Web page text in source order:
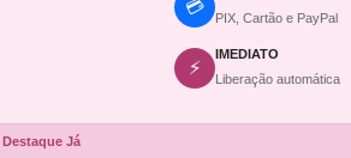
💳
PIX, Cartão e PayPal
⚡
IMEDIATO
Liberação automática
Destaque Já